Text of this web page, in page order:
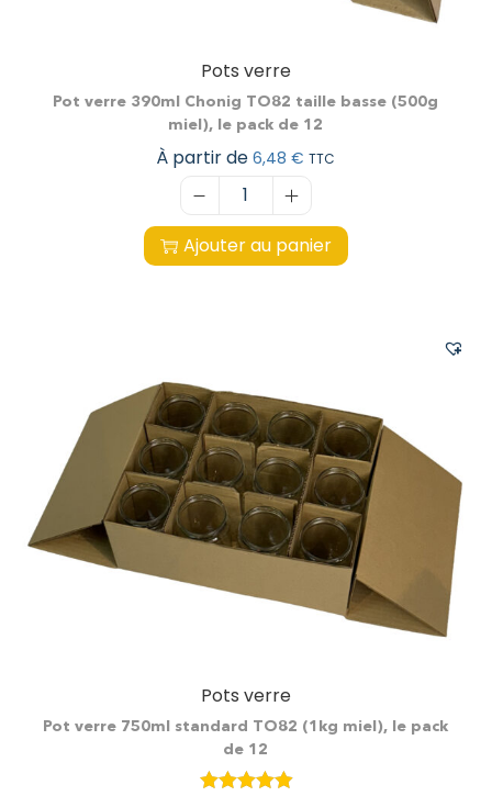
Pots verre
Pot verre 390ml Chonig TO82 taille basse (500g
miel), le pack de 12
À partir de6,48€ TTC
Ajouter au panier
Pots verre
Pot verre 750ml standard TO82 (1kg miel), le pack
de 12